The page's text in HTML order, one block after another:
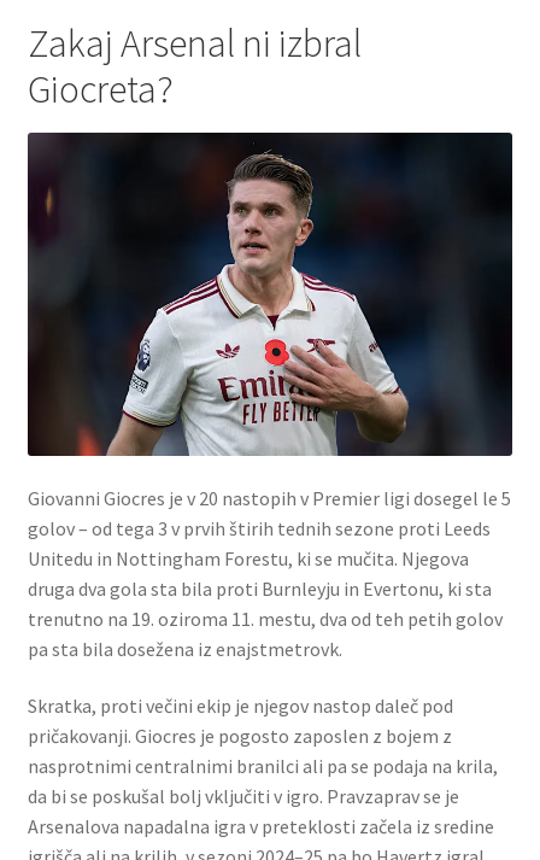
Zakaj Arsenal ni izbral
Giocreta?
Giovanni Giocres je v 20 nastopih v Premier ligi dosegel le 5
golov – od tega 3 v prvih štirih tednih sezone proti Leeds
Unitedu in Nottingham Forestu, ki se mučita. Njegova
druga dva gola sta bila proti Burnleyju in Evertonu, ki sta
trenutno na 19. oziroma 11. mestu, dva od teh petih golov
pa sta bila dosežena iz enajstmetrovk.
Skratka, proti večini ekip je njegov nastop daleč pod
pričakovanji. Giocres je pogosto zaposlen z bojem z
nasprotnimi centralnimi branilci ali pa se podaja na krila,
da bi se poskušal bolj vključiti v igro. Pravzaprav se je
Arsenalova napadalna igra v preteklosti začela iz sredine